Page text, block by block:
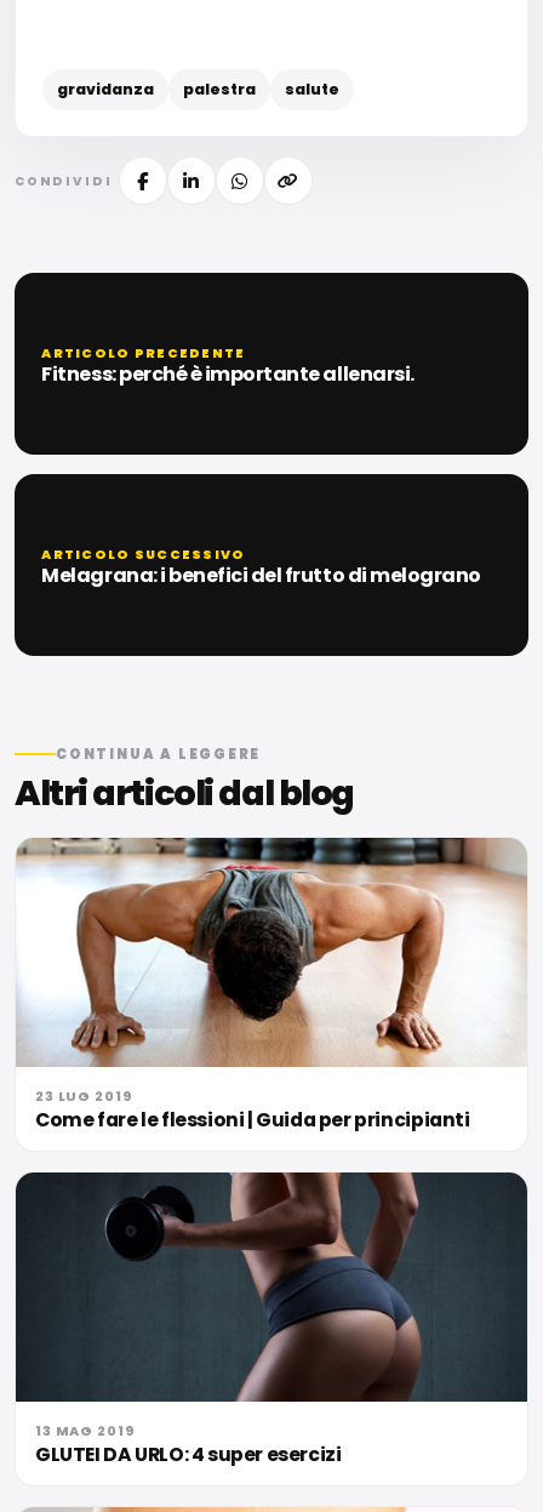
CONDIVIDI
gravidanza palestra salute
ARTICOLO PRECEDENTE
Fitness: perché è importante allenarsi.
ARTICOLO SUCCESSIVO
Melagrana: i benefici del frutto di melograno
CONTINUA A LEGGERE
Altri articoli dal blog
23 LUG 2019
Come fare le flessioni | Guida per principianti
13 MAG 2019
GLUTEI DA URLO: 4 super esercizi